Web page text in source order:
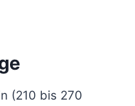
(210 bis 270